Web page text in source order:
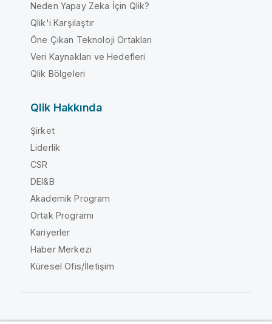
Neden Yapay Zeka İçin Qlik?
Qlik'i Karşılaştır
Öne Çıkan Teknoloji Ortakları
Veri Kaynakları ve Hedefleri
Qlik Bölgeleri
Qlik Hakkında
Şirket
Liderlik
CSR
DEI&B
Akademik Program
Ortak Programı
Kariyerler
Haber Merkezi
Küresel Ofis/İletişim